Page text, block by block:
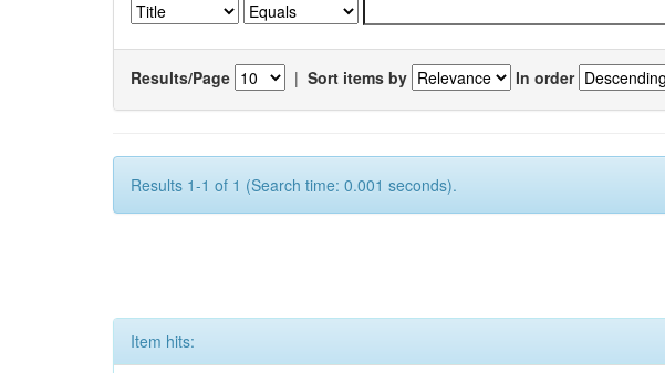
Results/Page | Sort items by In order
Results 1-1 of 1 (Search time: 0.001 seconds).
Item hits: